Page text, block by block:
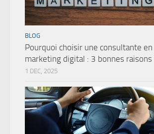
BLOG
Pourquoi choisir une consultante en
marketing digital : 3 bonnes raisons
1 DEC, 2025